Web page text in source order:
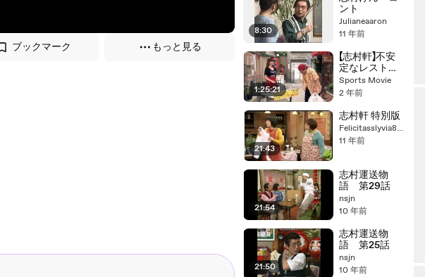
ブックマーク もっと見る
8:30
ント
Julianeaaron
11 年前
1:25:21
【志村軒】不安
定なレストラ
ン【志村 けん
70 & 上島竜兵
238
Sports Movie
2 年前
21:43
志村軒 特別版
Felicitasslyvia835
11 年前
21:54
志村運送物
語 第29話
nsjn
10 年前
21:50
志村運送物
語 第25話
nsjn
10 年前